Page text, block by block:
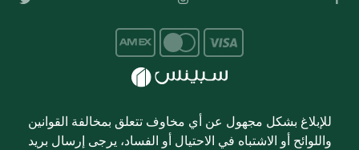
للإبلاغ بشكل مجهول عن أي مخاوف تتعلق بمخالفة القوانين
واللوائح أو الاشتباه في الاحتيال أو الفساد، يرجى إرسال بريد